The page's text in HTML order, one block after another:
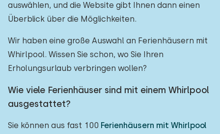
auswählen, und die Website gibt Ihnen dann einen
Überblick über die Möglichkeiten.
Wir haben eine große Auswahl an Ferienhäusern mit
Whirlpool. Wissen Sie schon, wo Sie Ihren
Erholungsurlaub verbringen wollen?
Wie viele Ferienhäuser sind mit einem Whirlpool
ausgestattet?
Sie können aus fast 100 Ferienhäusern mit Whirlpool